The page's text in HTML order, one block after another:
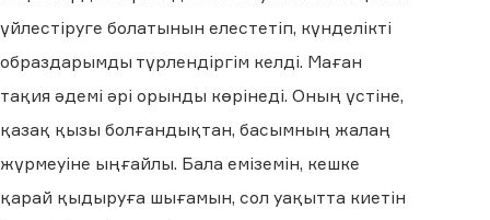
үйлестіруге болатынын елестетіп, күнделікті
образдарымды түрлендіргім келді. Маған
тақия әдемі әрі орынды көрінеді. Оның үстіне,
қазақ қызы болғандықтан, басымның жалаң
жүрмеуіне ыңғайлы. Бала еміземін, кешке
қарай қыдыруға шығамын, сол уақытта киетін